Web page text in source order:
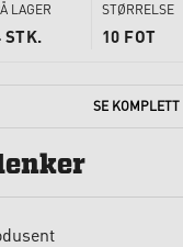
LAGER
STK.
STØRRELSE
10 FOT
SE KOMPLETT